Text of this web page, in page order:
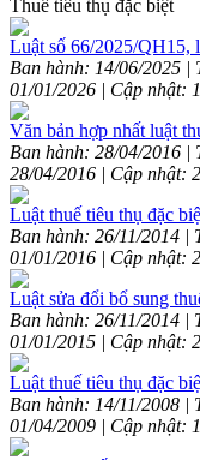
Thuế tiêu thụ đặc biệt
Luật số 66/2025/QH15,
Ban hành: 14/06/2025
01/01/2026 | Cập nhật:
Văn bản hợp nhất luật
Ban hành: 28/04/2016
28/04/2016 | Cập nhật:
Luật thuế tiêu thụ đặc
Ban hành: 26/11/2014
01/01/2016 | Cập nhật:
Luật sửa đổi bổ sung
Ban hành: 26/11/2014
01/01/2015 | Cập nhật:
Luật thuế tiêu thụ đặc
Ban hành: 14/11/2008
01/04/2009 | Cập nhật: